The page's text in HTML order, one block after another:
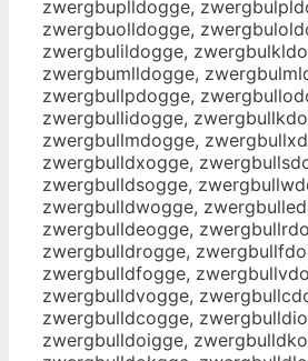
zwergbuplldogge,
zwergbuolldogge,
zwergbulildogge,
zwergbumlldogge,
zwergbullpdogge,
zwergbullidogge,
zwergbullmdogge,
zwergbulldxogge,
zwergbulldsogge,
zwergbulldwogge,
zwergbulldeogge,
zwergbulldrogge,
zwergbulldfogge,
zwergbulldvogge,
zwergbulldcogge,
zwergbulldoigge,